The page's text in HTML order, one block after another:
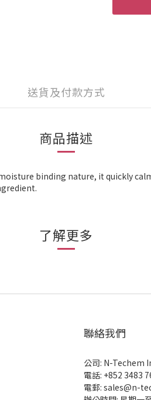
送貨及付款方式
商品描述
binding nature, it quickly
了解更多
聯絡我們
公司: N-Techem
電話: +852 3483
電郵: sales@n-